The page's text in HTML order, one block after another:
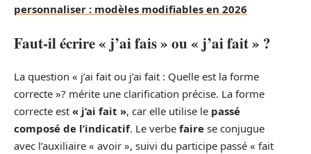
personnaliser : modèles modifiables en 2026
Faut-il écrire « j’ai fais » ou « j’ai fait » ?
La question « j’ai fait ou j’ai fait : Quelle est la forme
correcte »? mérite une clarification précise. La forme
correcte est « j’ai fait », car elle utilise le passé
composé de l’indicatif. Le verbe faire se conjugue
avec l’auxiliaire « avoir », suivi du participe passé « fait